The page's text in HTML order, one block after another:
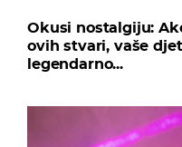
Okusi nostalgiju:
ovih stvari, vaše
legendarno...